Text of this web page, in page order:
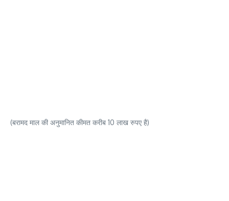
(बरामद माल की अनुमानित कीमत करीब 10 लाख रुपए है)